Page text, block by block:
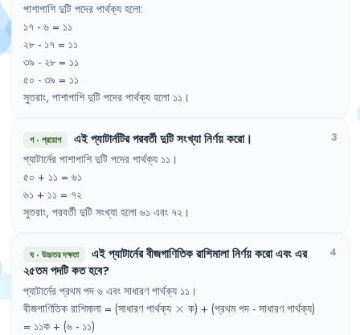
পাশাপাশি দুটি পদের পার্থক্য হলো:
১৭ - ৬ = ১১
২৮ - ১৭ = ১১
৩৯ - ২৮ = ১১
৫০ - ৩৯ = ১১
সুতরাং, পাশাপাশি দুটি পদের পার্থক্য হলো ১১ ।
গ· প্রয়োগ এইপ্যাটার্নটিরপরবর্তীদুটিসংখ্যানির্ণয়করো। 3
প্যাটার্নের পাশাপাশি দুটি পদের পার্থক্য ১১ ।
৫০ + ১১ = ৬১
৬১ + ১১ = ৭২
সুতরাং, পরবর্তী দুটি সংখ্যা হলো ৬১ এবং ৭২ ।
ঘ· উচ্চতর দক্ষতা এইপ্যাটার্নেরবীজগাণিতিকরাশিমালানির্ণয়করোএবংএর
২৫তমপদটিকতহবে?
4
প্যাটার্নের প্রথম পদ ৬ এবং সাধারণ পার্থক্য ১১ ।
বীজগাণিতিক রাশিমালা = (সাধারণ পার্থক্য \times
× ক) + (প্রথম পদ - সাধারণ পার্থক্য)
= ১১ক + (৬ - ১১)